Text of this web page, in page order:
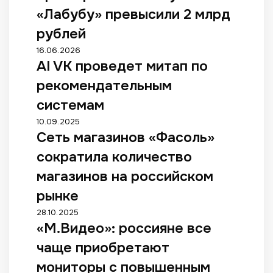
т
ы
р
о
с
с
и
я
н
н
а
к
к
л
ы
Л
а
«Лабубу» превысили 2 млрд
рублей
A
K
п
о
в
е
е
т
м
и
т
п
16.06.2026
AI VK проведет митап по
рекомендательным
системам
С
е
ь
м
г
а
н
о
10.09.2025
Сеть магазинов «Фасоль»
сократила количество
магазинов на российском
рынке
«
М
В
и
28.10.2025
«М.Видео»: россияне все
чаще приобретают
мониторы с повышенным